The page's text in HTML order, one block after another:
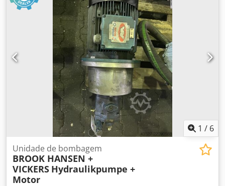
1 / 6
Unidade de bombagem
BROOK HANSEN +
VICKERS Hydraulikpumpe +
Motor